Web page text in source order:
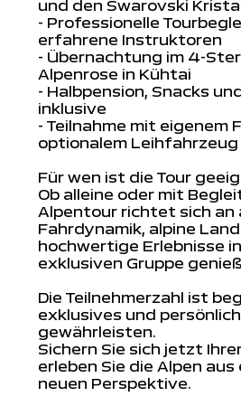
und den Swarovski
- Professionelle
erfahrene Instruktoren
- Übernachtung im 4-
Alpenrose in Kühtai
- Halbpension, Snacks
inklusive
- Teilnahme mit eigenem
optionalem Leihfahrzeug
Für wen ist die Tour
Ob alleine oder mit
Alpentour richtet sich an
Fahrdynamik, alpine
hochwertige Erlebnisse
exklusiven Gruppe
Die Teilnehmerzahl ist
exklusives und
gewährleisten.
Sichern Sie sich jetzt
erleben Sie die Alpen aus
neuen Perspektive.